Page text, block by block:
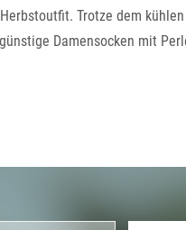
Trotze dem
Damensocken mit